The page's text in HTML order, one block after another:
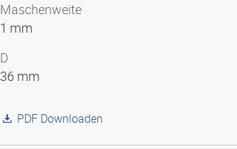
Maschenweite
1 mm
D
36 mm
PDF Downloaden